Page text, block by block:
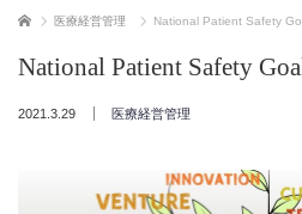
ホーム 医療経営管理 National Patient Safety
National Patient Safety
2021.3.29 医療経営管理